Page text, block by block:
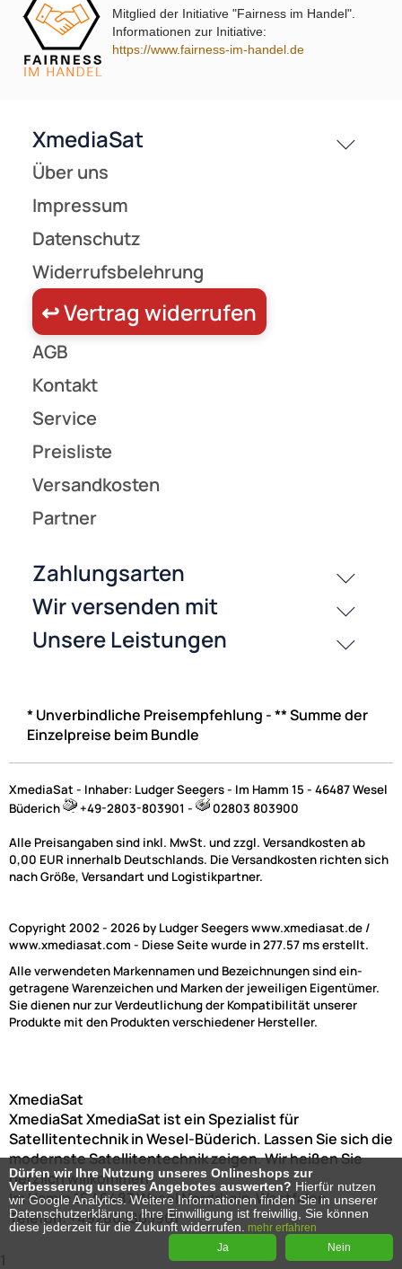
Mitglied der Initiative "Fairness im Handel".
Informationen zur Initiative:
https://www.fairness-im-handel.de
Kontakt
Service
Preisliste
Versandkosten
Zahlungsarten
Unsere Leistungen
* Unverbindliche Preisempfehlung - ** Summe der
Einzelpreise beim Bundle
XmediaSat - Inhaber: Ludger Seegers - Im Hamm 15 - 46487 Wesel
Büderich
+49-2803-803901 - 02803 803900
Alle Preisangaben sind inkl. MwSt. und zzgl. Versandkosten ab
0,00 EUR innerhalb Deutschlands. Die Versandkosten richten sich
nach Größe, Versandart und Logistikpartner.
Copyright 2002 - 2026 by Ludger Seegers www.xmediasat.de /
www.xmediasat.com - Diese Seite wurde in 277.57 ms erstellt.
Alle verwendeten Markennamen und Bezeichnungen sind ein-
getragene Warenzeichen und Marken der jeweiligen Eigentümer.
Sie dienen nur zur Verdeutlichung der Kompatibilität unserer
Produkte mit den Produkten verschiedener Hersteller.
XmediaSat
XmediaSatXmediaSat ist ein Spezialist für
Satellitentechnik in Wesel-Büderich. Lassen Sie sich die
modernste Satellitentechnik zeigen. Wir heißen Sie
herzlich willkommen!
Im Hamm 1546487Wesel Nordrhein-Westfalen
Telefon:+492803803901
Dürfen wir Ihre Nutzung unseres Onlineshops zur
Verbesserung unseres Angebotes auswerten? Hierfür nutzen
wir Google Analytics. Weitere Informationen finden Sie in unserer
Datenschutzerklärung. Ihre Einwilligung ist freiwillig, Sie können
diese jederzeit für die Zukunft widerrufen.
mehr erfahren
Nein
Ja
1